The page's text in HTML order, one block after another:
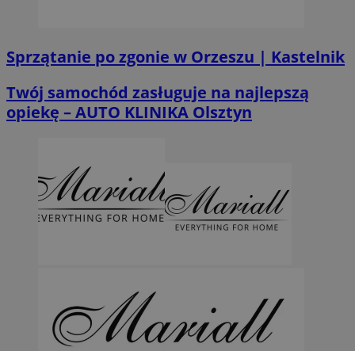
Sprzątanie po zgonie w Orzeszu | Kastelnik
Twój samochód zasługuje na najlepszą
opiekę – AUTO KLINIKA Olsztyn